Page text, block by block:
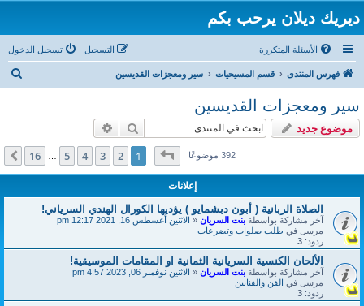
ديريك ديلان يرحب بكم
الأسئلة المتكررة تسجيل الدخول التسجيل
فهرس المنتدى قسم المسيحيات سير ومعجزات القديسين
ب
سير ومعجزات القديسين
موضوع جديد بحث
392 موضوعًاصفحة1من16
1
2
3
4
5
16 التالي
إعلانات
الصلاة الربانية ( أبون دبشمايو ) يؤديها الكورال الهندي السرياني!
آخر مشاركة بواسطةبنت السريان«الاثنين أغسطس 16, 2021 12:17 pm
مرسل فيطلب صلوات وتضرعات
ردود: 3
الألحان الكنسية السريانية الثمانية او المقامات الموسيقية!
آخر مشاركة بواسطةبنت السريان«الاثنين نوفمبر 06, 2023 4:57 pm
مرسل فيالفن والفنانين
ردود: 3